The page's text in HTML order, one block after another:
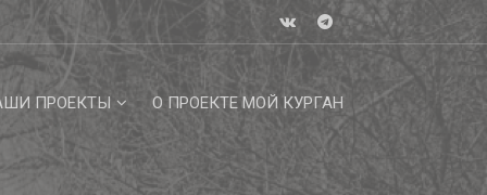
ПРОЕКТЫ О ПРОЕКТЕ МОЙ КУРГАН